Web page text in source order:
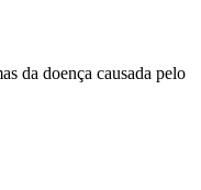
da doença causada pelo